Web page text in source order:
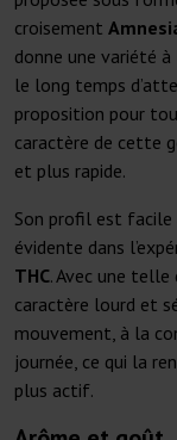
croisement
donne une variété
le long temps
proposition pour
caractère de cette
et plus rapide.
Son profil est facile
évidente dans
THC. Avec une
caractère lourd et
mouvement, à la
journée, ce qui la
plus actif.